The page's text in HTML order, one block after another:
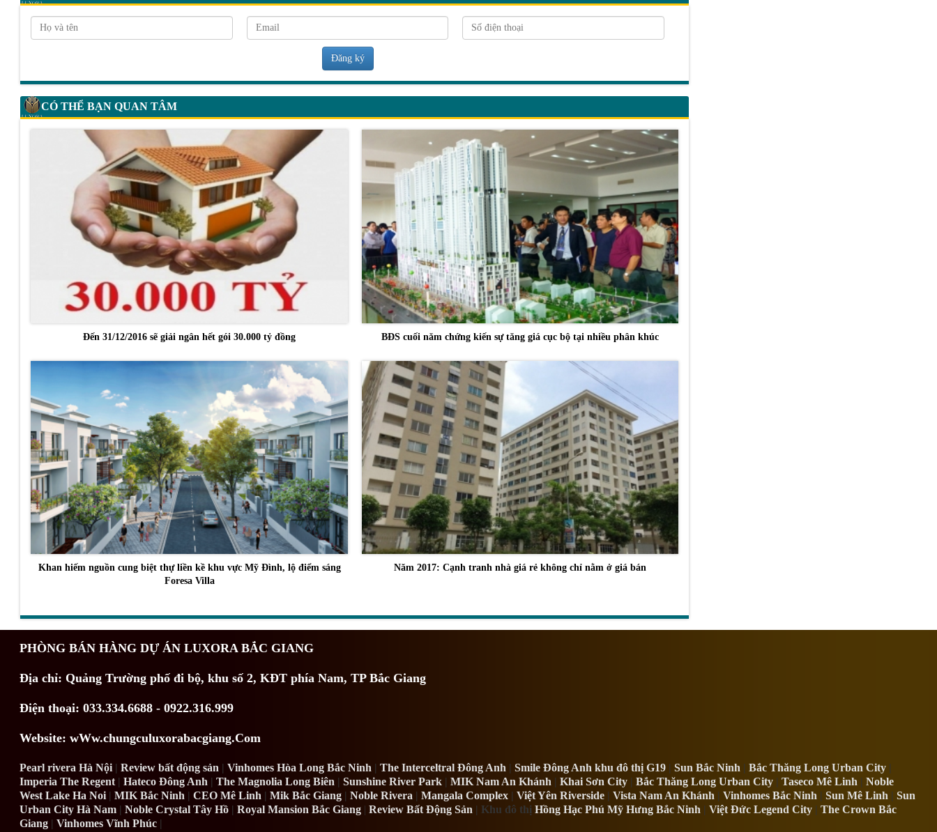
Đăng ký
CÓ THỂ BẠN QUAN TÂM
Đến 31/12/2016 sẽ giải ngân hết gói 30.000 tỷ đồng BĐS cuối năm chứng kiến sự tăng giá cục bộ tại nhiều phân khúc
Khan hiếm nguồn cung biệt thự liền kề khu vực Mỹ Đình, lộ điểm sáng
Foresa Villa
Năm 2017: Cạnh tranh nhà giá rẻ không chỉ nằm ở giá bán
PHÒNG BÁN HÀNG DỰ ÁN LUXORA BẮC GIANG
Địa chỉ:Quảng Trường phố đi bộ, khu số 2, KĐT phía Nam, TP Bắc Giang
Điện thoại: 033.334.6688 - 0922.316.999
Website: wWw.chungculuxorabacgiang.Com
Pearl rivera Hà Nội|Review bất động sản |Vinhomes Hòa Long Bắc Ninh |The Interceltral Đông Anh |Smile Đông Anh khu đô thị G19 |Sun Bắc Ninh |Bắc Thăng Long Urban City |
Imperia The Regent|Hateco Đông Anh |The Magnolia Long Biên |Sunshine River Park |MIK Nam An Khánh |Khai Sơn City |Bắc Thăng Long Urban City |Taseco Mê Linh |Noble
West Lake Ha Noi| MIK Bắc Ninh |CEO Mê Linh |Mik Bắc Giang |Noble Rivera |Mangala Complex |Việt Yên Riverside |Vista Nam An Khánh |Vinhomes Bắc Ninh |Sun Mê Linh |Sun
Urban City Hà Nam | Noble Crystal Tây Hồ |Royal Mansion Bắc Giang |Review Bất Động Sản | Khu đô thịHồng Hạc Phú Mỹ Hưng Bắc Ninh |Việt Đức Legend City |The Crown Bắc
Giang |Vinhomes Vĩnh Phúc |